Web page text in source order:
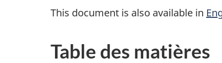
This document is also available in
Table des matières